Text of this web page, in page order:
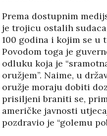
Prema dostupnim
je trojicu ostalih
100 godina i kojim se u
Povodom toga je
odluku koja je
oružjem”. Naime, u
oružje moraju dobiti
prisiljeni braniti se,
američke javnosti
pozdravio je “golemu
ITALIJI?
12/02/2026
TUĐMANOVA
OSTAVŠTINA:
AIRBUSA STIGLI
RAFALI
17/01/2026